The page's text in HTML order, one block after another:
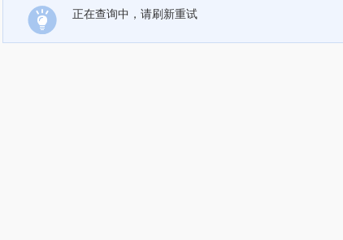
正在查询中，请刷新重试